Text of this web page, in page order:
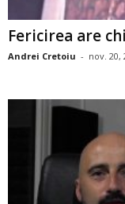
Fericirea are
Andrei Cretoiu - nov. 20,